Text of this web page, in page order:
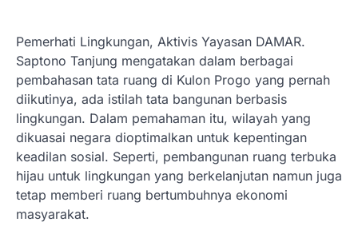
Pemerhati Lingkungan, Aktivis Yayasan DAMAR.
Saptono Tanjung mengatakan dalam berbagai
pembahasan tata ruang di Kulon Progo yang pernah
diikutinya, ada istilah tata bangunan berbasis
lingkungan. Dalam pemahaman itu, wilayah yang
dikuasai negara dioptimalkan untuk kepentingan
keadilan sosial. Seperti, pembangunan ruang terbuka
hijau untuk lingkungan yang berkelanjutan namun juga
tetap memberi ruang bertumbuhnya ekonomi
masyarakat.